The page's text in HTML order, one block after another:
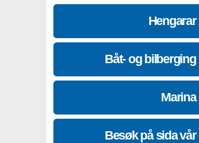
Hengarar
Båt- og bilberging
Marina
Besøk på sida vår